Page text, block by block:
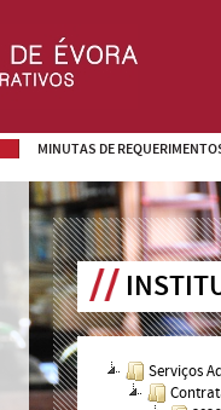
MINUTAS DE
Serviços